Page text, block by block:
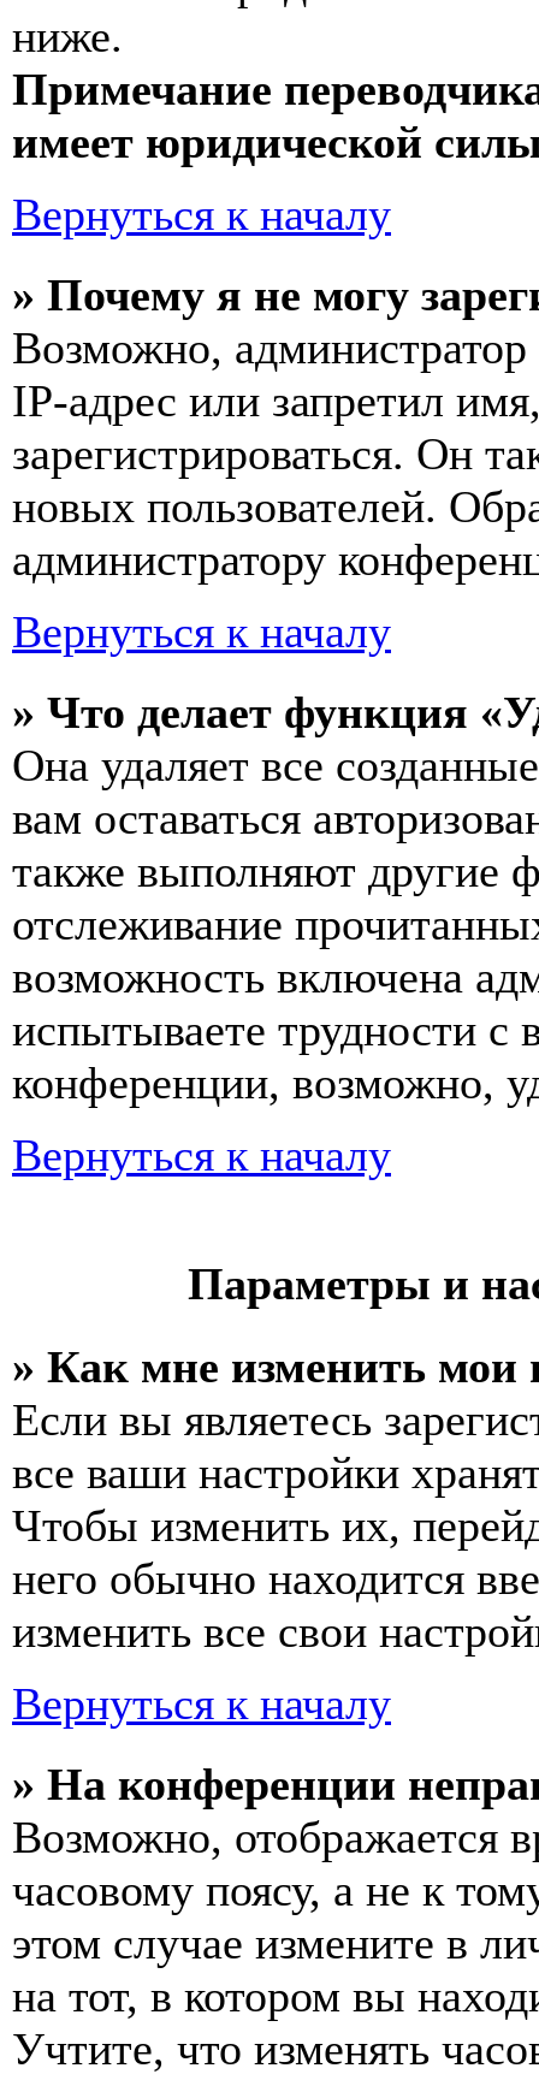
ниже.
Примечание
имеет юридической
Вернуться к началу
» Почему я не могу
Возможно,
IP-адрес или запретил
зарегистрироваться. Он
новых пользователей.
администратору
Вернуться к началу
» Что делает функция
Она удаляет все
вам оставаться
также выполняют другие
отслеживание
возможность включена
испытываете трудности с
конференции, возможно,
Вернуться к началу
Параметры и
» Как мне изменить мои
Если вы являетесь
все ваши настройки
Чтобы изменить их,
него обычно находится
изменить все свои
Вернуться к началу
» На конференции
Возможно, отображается
часовому поясу, а не к
этом случае измените в
на тот, в котором вы
Учтите, что изменять